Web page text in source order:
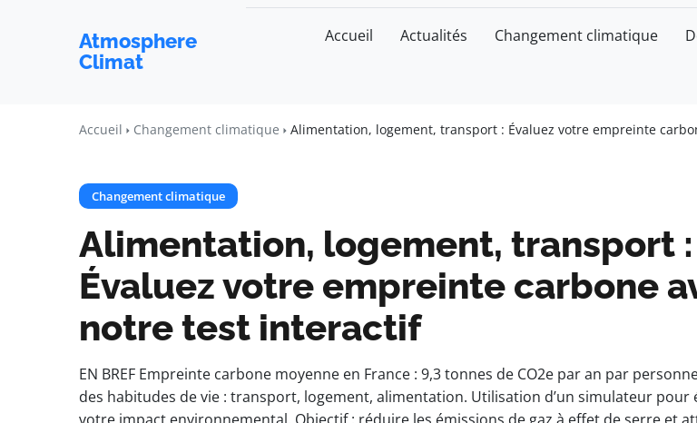
Atmosphere
Climat
Accueil Actualités Changement climatique
Accueil Changement climatique Alimentation, logement, transport : Évaluez votre empreinte
Changement climatique
Alimentation, logement, transport :
Évaluez votre empreinte carbone
notre test interactif
EN BREF Empreinte carbone moyenne en France : 9,3 tonnes de CO2e par an par
des habitudes de vie : transport, logement, alimentation. Utilisation d’un simulateur pour